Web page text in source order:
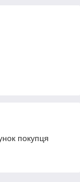
покупця